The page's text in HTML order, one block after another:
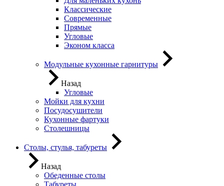
Классические
Современные
Прямые
Угловые
Эконом класса
Модульные кухонные гарнитуры
Назад
Угловые
Мойки для кухни
Посудосушители
Кухонные фартуки
Столешницы
Столы, стулья, табуреты
Назад
Обеденные столы
Табуреты